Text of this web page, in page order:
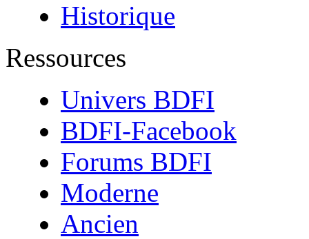
Historique
Ressources
Univers BDFI
BDFI-Facebook
Forums BDFI
Moderne
Ancien